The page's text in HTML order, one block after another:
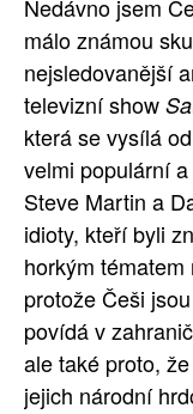
SOCIÁLNÍ SÍTĚ
RUBRIKY
PLNÁ VERZE
Nedávno jsem
málo známou
nejsledovanější
televizní show
která se vysílá
velmi populární
Steve Martin a
idioty, kteří byli
horkým
protože Češi
povídá v
ale také proto,
jejich národní